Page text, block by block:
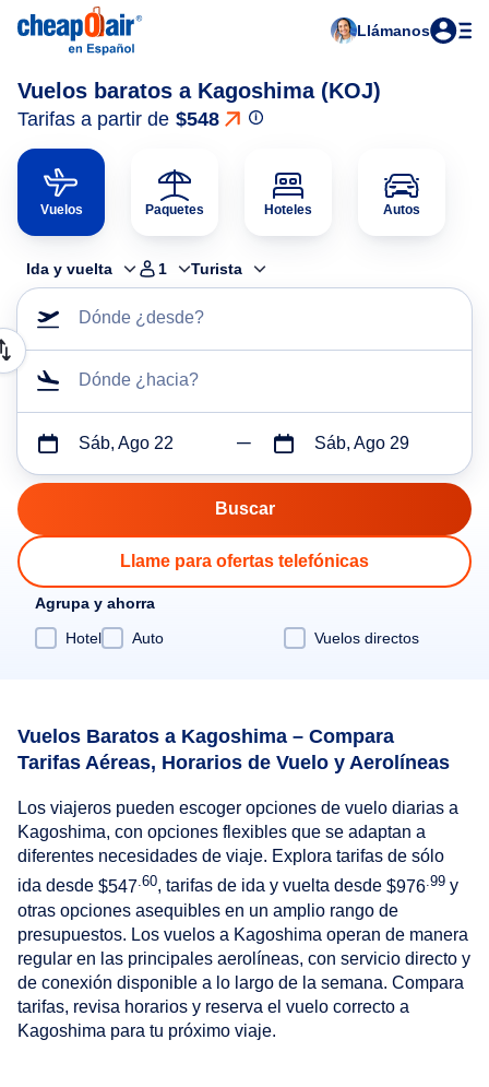
Llámanos
Vuelos baratos a Kagoshima (KOJ)
Tarifas a partir de $548
Vuelos Paquetes Hoteles Autos
Ida y vuelta 1 Turista
Dónde ¿desde?
Dónde ¿hacia?
Sáb, Ago 22 Sáb, Ago 29
Llame para ofertas telefónicas
Agrupa y ahorra
Hotel
Auto Vuelos directos
Vuelos Baratos a Kagoshima – Compara
Tarifas Aéreas, Horarios de Vuelo y Aerolíneas
Los viajeros pueden escoger opciones de vuelo diarias a
Kagoshima, con opciones flexibles que se adaptan a
diferentes necesidades de viaje. Explora tarifas de sólo
ida desde $547 .60, tarifas de ida y vuelta desde $976 .99 y
otras opciones asequibles en un amplio rango de
presupuestos. Los vuelos a Kagoshima operan de manera
regular en las principales aerolíneas, con servicio directo y
de conexión disponible a lo largo de la semana. Compara
tarifas, revisa horarios y reserva el vuelo correcto a
Kagoshima para tu próximo viaje.